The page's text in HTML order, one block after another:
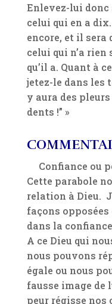
Enlevez-lui donc
celui qui en a
encore, et il sera
celui qui n’a rien
qu’il a. Quant à
jetez-le dans les
y aura des
dents !” »
Confiance ou
Cette parabole
relation à Dieu.
façons
dans la
A ce Dieu qui
nous pouvons
égale ou nous
fausse image de
peur régisse nos